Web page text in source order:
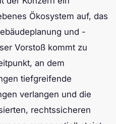
Ökosystem auf, das
und -
Vorstoß kommt zu
an dem
tiefgreifende
verlangen und die
rechtssicheren